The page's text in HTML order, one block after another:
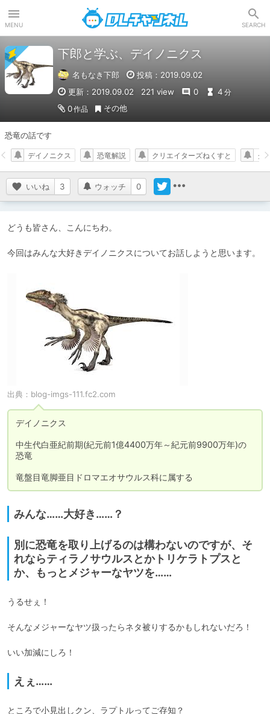
MENU SEARCH
下郎と学ぶ、デイノニクス
名もなき下郎
投稿：2019.09.02
更新：2019.09.02
221 view 0 4 分
0作品 その他
恐竜の話です
いいね 3 ウォッチ 0
デイノニクス 恐竜解説 クリエイターズねくすと ク
どうも皆さん、こんにちわ。
今回はみんな大好きデイノニクスについてお話しようと思います。
出典： blog-imgs-111.fc2.com
デイノニクス
中生代白亜紀前期(紀元前1億4400万年～紀元前9900万年)の
恐竜
竜盤目竜脚亜目ドロマエオサウルス科に属する
みんな……大好き……？
別に恐竜を取り上げるのは構わないのですが、そ
れならティラノサウルスとかトリケラトプスと
か、もっとメジャーなヤツを……
うるせぇ！
そんなメジャーなヤツ扱ったらネタ被りするかもしれないだろ！
いい加減にしろ！
えぇ……
ところで小見出しクン、ラプトルってご存知？